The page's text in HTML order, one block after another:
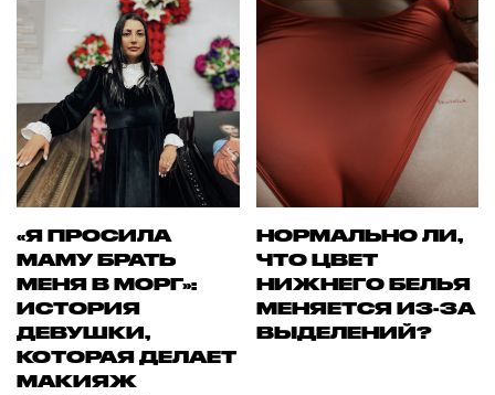
«Я ПРОСИЛА
МАМУ БРАТЬ
МЕНЯ В МОРГ»:
ИСТОРИЯ
ДЕВУШКИ,
КОТОРАЯ ДЕЛАЕТ
МАКИЯЖ
НОРМАЛЬНО ЛИ,
ЧТО ЦВЕТ
НИЖНЕГО БЕЛЬЯ
МЕНЯЕТСЯ ИЗ-ЗА
ВЫДЕЛЕНИЙ?